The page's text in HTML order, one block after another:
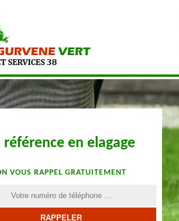
référence en elagage
VOUS RAPPEL GRATUITEMENT